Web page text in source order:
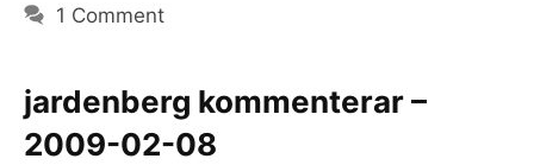
1 Comment
jardenberg kommenterar –
2009-02-08